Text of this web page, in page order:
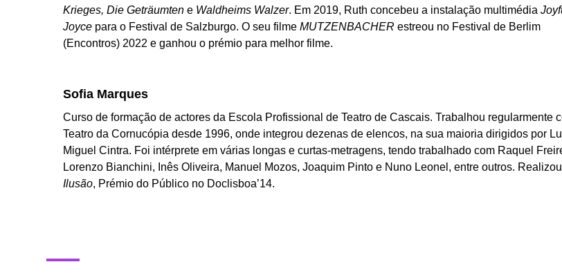
Krieges, Die Geträumten e Waldheims Walzer. Em 2019, Ruth concebeu a instalação multimédia
Joyce para o Festival de Salzburgo. O seu filmeMUTZENBACHER estreou no Festival de Berlim
(Encontros) 2022 e ganhou o prémio para melhor filme.
Sofia Marques
Curso de formação de actores da Escola Profissional de Teatro de Cascais. Trabalhou regularmente
Teatro da Cornucópia desde 1996, onde integrou dezenas de elencos, na sua maioria dirigidos por
Miguel Cintra. Foi intérprete em várias longas e curtas-metragens, tendo trabalhado com Raquel
Lorenzo Bianchini, Inês Oliveira, Manuel Mozos, Joaquim Pinto e Nuno Leonel, entre outros. Realizou
Ilusão, Prémio do Público no Doclisboa’14.